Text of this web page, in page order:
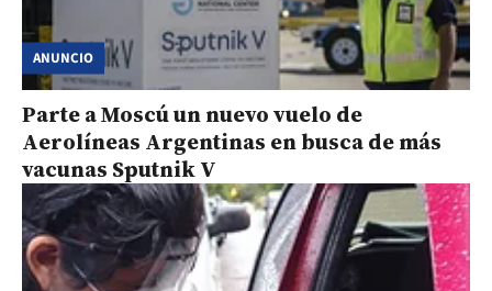
ANUNCIO
Parte a Moscú un nuevo vuelo de
Aerolíneas Argentinas en busca de más
vacunas Sputnik V